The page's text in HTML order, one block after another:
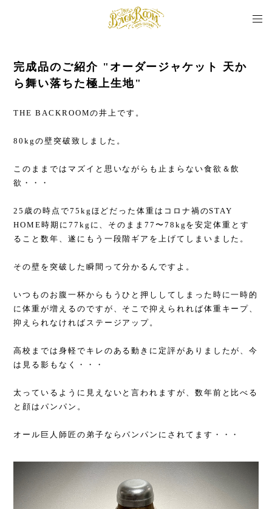
完成品のご紹介 "オーダージャケット 天か
ら舞い落ちた極上生地"
THE BACKROOMの井上です。
80kgの壁突破致しました。
このままではマズイと思いながらも止まらない食欲＆飲
欲・・・
25歳の時点で75kgほどだった体重はコロナ禍のSTAY
HOME時期に77kgに、そのまま77〜78kgを安定体重とす
ること数年、遂にもう一段階ギアを上げてしまいました。
その壁を突破した瞬間って分かるんですよ。
いつものお腹一杯からもうひと押ししてしまった時に一時的
に体重が増えるのですが、そこで抑えられれば体重キープ、
抑えられなければステージアップ。
高校までは身軽でキレのある動きに定評がありましたが、今
は見る影もなく・・・
太っているように見えないと言われますが、数年前と比べる
と顔はパンパン。
オール巨人師匠の弟子ならパンパンにされてます・・・